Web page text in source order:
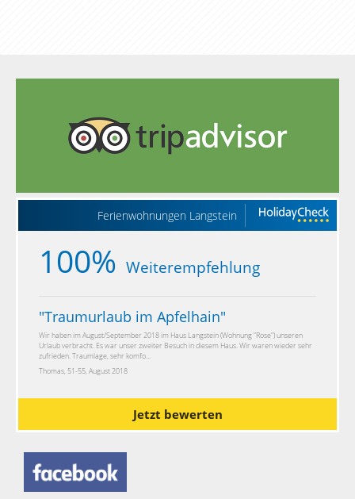
Ferienwohnungen Langstein
100% Weiterempfehlung
"Traumurlaub im Apfelhain"
Wir haben im August/September 2018 im Haus Langstein (Wohnung "Rose") unseren
Urlaub verbracht. Es war unser zweiter Besuch in diesem Haus. Wir waren wieder sehr
zufrieden. Traumlage, sehr komfo...
Thomas, 51-55, August 2018
Jetzt bewerten